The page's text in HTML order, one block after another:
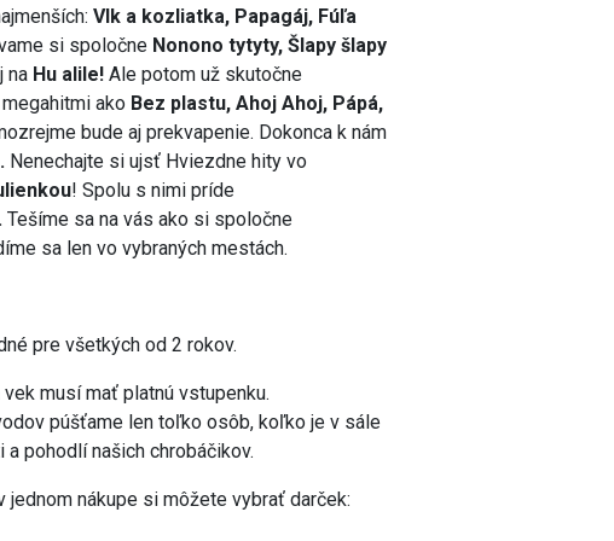
Vlk a kozliatka, Papagáj, Fúľa
si spoločne Nonono tytyty, Šlapy šlapy
na Hu alile! Ale potom už skutočne
ako Bez plastu, Ahoj Ahoj, Pápá,
bude aj prekvapenie. Dokonca k nám
Nenechajte si ujsť Hviezdne hity vo
! Spolu s nimi príde
Tešíme sa na vás ako si spoločne
sa len vo vybraných mestách.
pre všetkých od 2 rokov.
musí mať platnú vstupenku.
púšťame len toľko osôb, koľko je v sále
pohodlí našich chrobáčikov.
nákupe si môžete vybrať darček: